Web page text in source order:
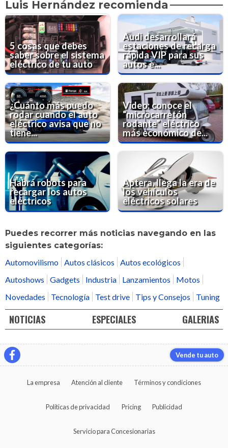
Luis Hernández recomienda
5 cosas que debes
saber sobre el sistema
eléctrico de tu auto
Audi desarrollará
estaciones de recarga
rápida VIP para sus
autos e...
¿Cuánto más puedo
rodar cuando el auto
eléctrico avisa que no
tiene...
Video: conoce el
“microcarretón
rodante” eléctrico
más económico de...
Habrá robots para
recargar los autos
eléctricos
Aptera, llega la era de
los vehículos
eléctricos solares
Puedes recorrer más noticias navegando en las
siguientes categorías:
Automovilismo
Autos clásicos
Autos ecológicos
Autoshows
Gadgets Industria Lanzamientos
Motos
Novedades
Tecnología Test drive Tips y Consejos Tuning
NOTICIAS ESPECIALES GALERIAS
Vende tu auto
La empresa Atención al cliente Términos y condiciones
Políticas de privacidad Pricing Publicidad
Servicio para Concesionarias